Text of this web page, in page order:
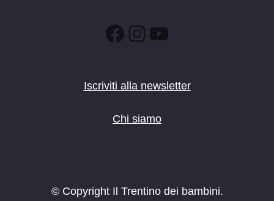
Facebook
Instagram
YouTube
Iscriviti alla newsletter
Chi siamo
© Copyright Il Trentino dei bambini.